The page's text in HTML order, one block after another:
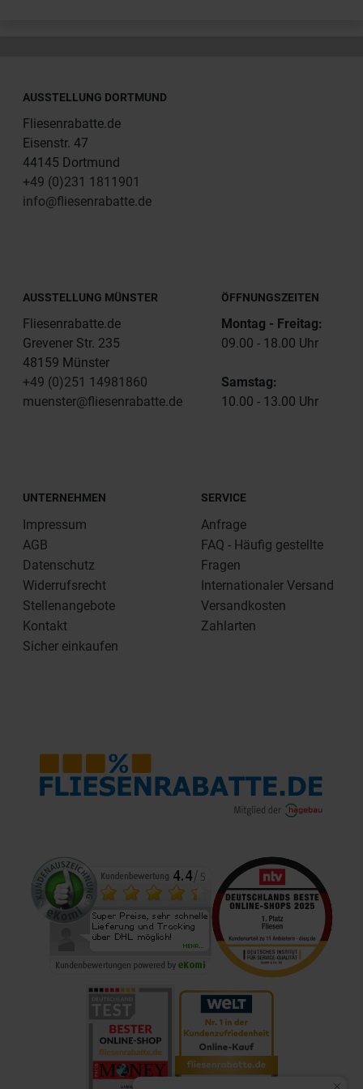
AUSSTELLUNG DORTMUND
Fliesenrabatte.de
Eisenstr. 47
44145 Dortmund
+49 (0)231 1811901
info@fliesenrabatte.de
AUSSTELLUNG MÜNSTER
Fliesenrabatte.de
Grevener Str. 235
48159 Münster
+49 (0)251 14981860
muenster@fliesenrabatte.de
ÖFFNUNGSZEITEN
Montag - Freitag:
09.00 - 18.00 Uhr
Samstag:
10.00 - 13.00 Uhr
UNTERNEHMEN
Impressum
AGB
Datenschutz
Widerrufsrecht
Stellenangebote
Kontakt
Sicher einkaufen
SERVICE
Anfrage
FAQ - Häufig gestellte
Fragen
Internationaler Versand
Versandkosten
Zahlarten